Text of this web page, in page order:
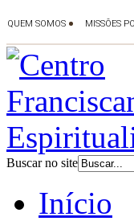
Buscar no site
Início